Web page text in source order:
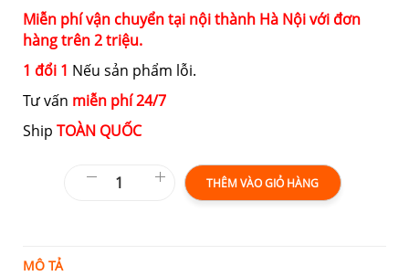
Miễn phí vận chuyển tại nội thành Hà Nội với đơn
hàng trên 2 triệu.
1 đổi 1 Nếu sản phẩm lỗi.
Tư vấn miễn phí 24/7
Ship TOÀN QUỐC
THÊM VÀO GIỎ HÀNG
MÔ TẢ